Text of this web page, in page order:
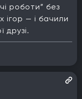
роботи” без
ігор — і бачили
друзі.